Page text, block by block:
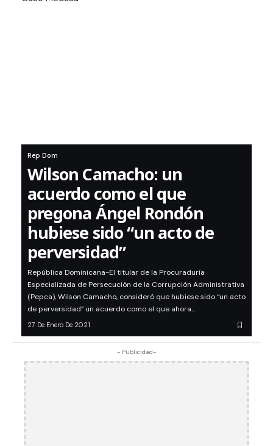
Rep Dom
Wilson Camacho: un
acuerdo como el que
pregona Ángel Rondón
hubiese sido “un acto de
perversidad”
República Dominicana-El titular de la Procuraduría
Especializada de Persecución de la Corrupción Administrativa
(Pepca), Wilson Camacho, consideró que hubiese sido “un acto
de perversidad” un acuerdo como el que ahora…
27 De Enero De 2021
- Publicidad-